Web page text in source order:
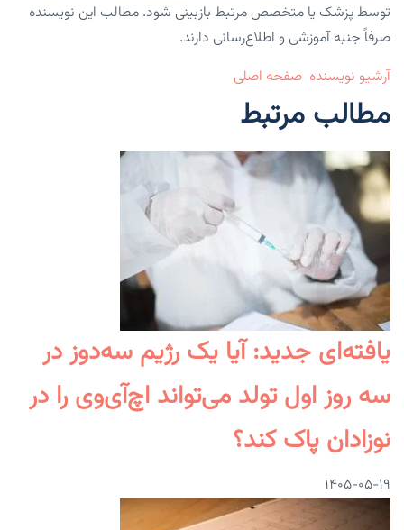
توسط پزشک یا متخصص مرتبط بازبینی شود. مطالب این نویسنده
صرفاً جنبه آموزشی و اطلاع‌رسانی دارند.
آرشیو نویسنده صفحه اصلی
مطالب مرتبط
یافته‌ای جدید: آیا یک رژیم سه‌دوز در
سه روز اول تولد می‌تواند اچ‌آی‌وی را در
نوزادان پاک کند؟
۱۴۰۵-۰۵-۱۹